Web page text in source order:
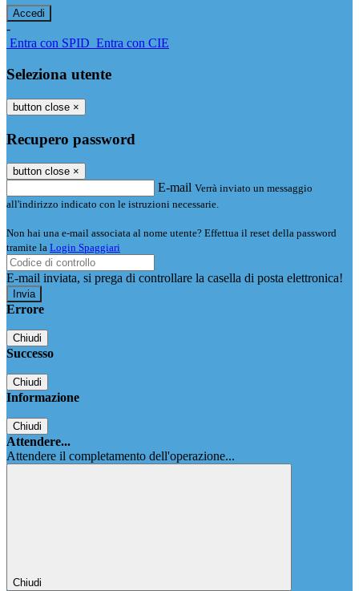
-
Entra con SPID Entra con CIE
Seleziona utente
button close ×
Recupero password
button close ×
E-mail Verrà inviato un messaggio
all'indirizzo indicato con le istruzioni necessarie.
Non hai una e-mail associata al nome utente? Effettua il reset della password
tramite la Login Spaggiari
E-mail inviata, si prega di controllare la casella di posta elettronica!
Errore
Chiudi
Successo
Chiudi
Informazione
Chiudi
Attendere...
Attendere il completamento dell'operazione...
Chiudi